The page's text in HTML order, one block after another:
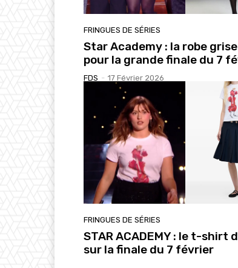
FRINGUES DE SÉRIES
Star Academy : la robe grise
pour la grande finale du 7
FDS - 17 Février 2026
FRINGUES DE SÉRIES
STAR ACADEMY : le t-shirt
sur la finale du 7 février